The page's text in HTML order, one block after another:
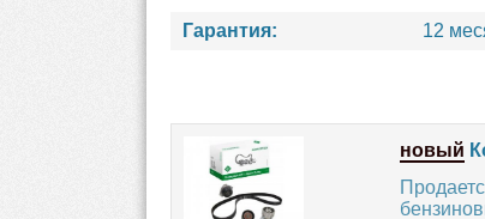
Гарантия: 12
новый